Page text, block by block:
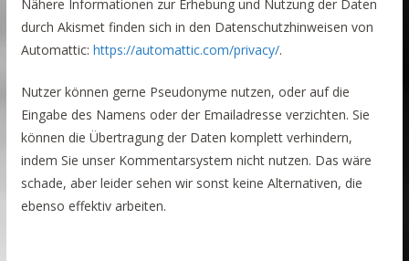
Nähere Informationen zur Erhebung und Nutzung der Daten
durch Akismet finden sich in den Datenschutzhinweisen von
Automattic: https://automattic.com/privacy/.
Nutzer können gerne Pseudonyme nutzen, oder auf die
Eingabe des Namens oder der Emailadresse verzichten. Sie
können die Übertragung der Daten komplett verhindern,
indem Sie unser Kommentarsystem nicht nutzen. Das wäre
schade, aber leider sehen wir sonst keine Alternativen, die
ebenso effektiv arbeiten.